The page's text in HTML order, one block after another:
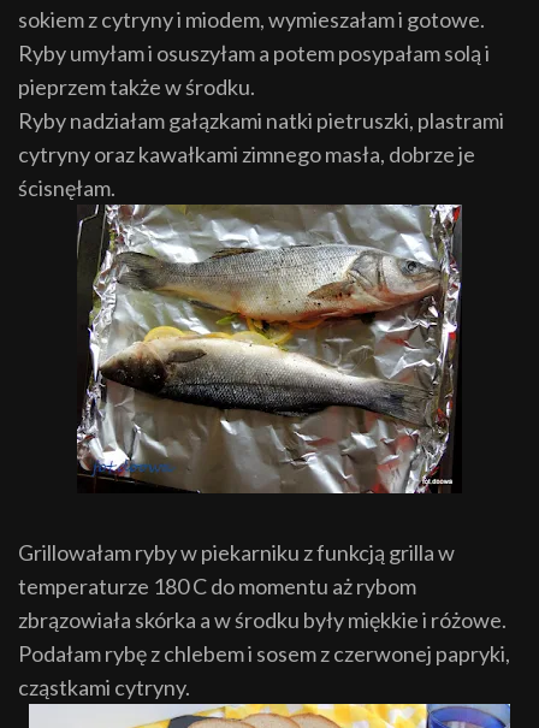
sokiem z cytryny i miodem, wymieszałam i gotowe.
Ryby umyłam i osuszyłam a potem posypałam solą i
pieprzem także w środku.
Ryby nadziałam gałązkami natki pietruszki, plastrami
cytryny oraz kawałkami zimnego masła, dobrze je
ścisnęłam.
Grillowałam ryby w piekarniku z funkcją grilla w
temperaturze 180 C do momentu aż rybom
zbrązowiała skórka a w środku były miękkie i różowe.
Podałam rybę z chlebem i sosem z czerwonej papryki,
cząstkami cytryny.